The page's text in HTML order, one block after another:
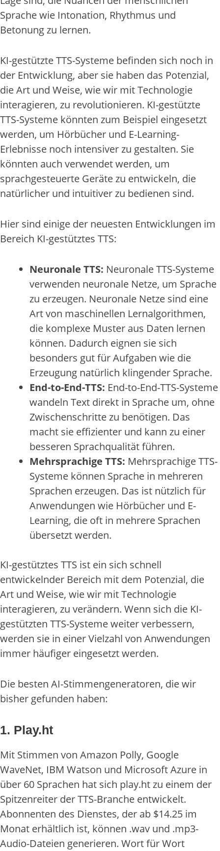
Sprache wie Intonation, Rhythmus und
Betonung zu lernen.
KI-gestützte TTS-Systeme befinden sich noch in
der Entwicklung, aber sie haben das Potenzial,
die Art und Weise, wie wir mit Technologie
interagieren, zu revolutionieren. KI-gestützte
TTS-Systeme könnten zum Beispiel eingesetzt
werden, um Hörbücher und E-Learning-
Erlebnisse noch intensiver zu gestalten. Sie
könnten auch verwendet werden, um
sprachgesteuerte Geräte zu entwickeln, die
natürlicher und intuitiver zu bedienen sind.
Hier sind einige der neuesten Entwicklungen im
Bereich KI-gestütztes TTS:
Neuronale TTS: Neuronale TTS-Systeme
verwenden neuronale Netze, um Sprache
zu erzeugen. Neuronale Netze sind eine
Art von maschinellen Lernalgorithmen,
die komplexe Muster aus Daten lernen
können. Dadurch eignen sie sich
besonders gut für Aufgaben wie die
Erzeugung natürlich klingender Sprache.
End-to-End-TTS: End-to-End-TTS-Systeme
wandeln Text direkt in Sprache um, ohne
Zwischenschritte zu benötigen. Das
macht sie effizienter und kann zu einer
besseren Sprachqualität führen.
Mehrsprachige TTS: Mehrsprachige TTS-
Systeme können Sprache in mehreren
Sprachen erzeugen. Das ist nützlich für
Anwendungen wie Hörbücher und E-
Learning, die oft in mehrere Sprachen
übersetzt werden.
KI-gestütztes TTS ist ein sich schnell
entwickelnder Bereich mit dem Potenzial, die
Art und Weise, wie wir mit Technologie
interagieren, zu verändern. Wenn sich die KI-
gestützten TTS-Systeme weiter verbessern,
werden sie in einer Vielzahl von Anwendungen
immer häufiger eingesetzt werden.
Die besten AI-Stimmengeneratoren, die wir
bisher gefunden haben:
1. Play.ht
Mit Stimmen von Amazon Polly, Google
WaveNet, IBM Watson und Microsoft Azure in
über 60 Sprachen hat sich play.ht zu einem der
Spitzenreiter der TTS-Branche entwickelt.
Abonnenten des Dienstes, der ab $14.25 im
Monat erhältlich ist, können .wav und .mp3-
Audio-Dateien generieren. Wort für Wort